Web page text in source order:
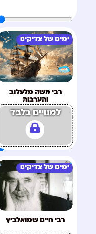
ימים של צדיקים
רבי משה מלעלוב
והערבות
למנויים בלבד
ימים של צדיקים
רבי חיים שמואלביץ